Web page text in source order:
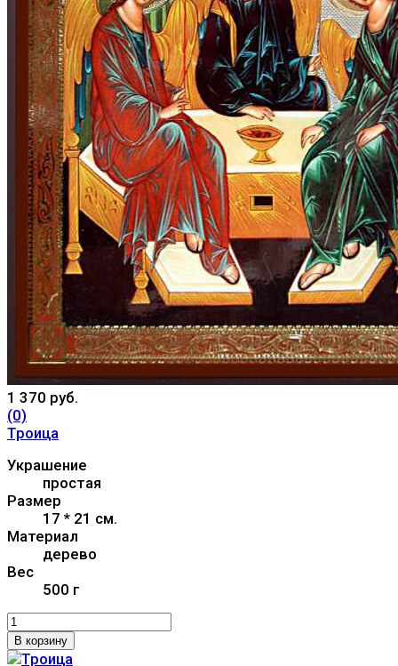
1 370 руб.
(0)
Троица
Украшение
простая
Размер
17 * 21 см.
Материал
дерево
Вес
500 г
В корзину